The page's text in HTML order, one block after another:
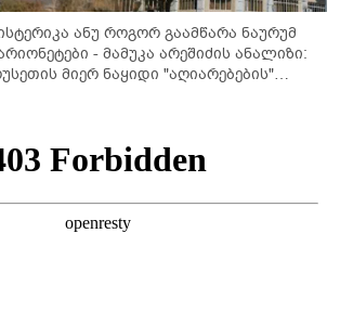
ანუ როგორ გაამწარა ნაურუმ
- მამუკა არეშიძის ანალიზი:
მიერ ნაყიდი "აღიარებების"